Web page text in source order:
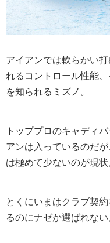
アイアンでは軟らかい
れるコントロール性能
を知られるミズノ。
トッププロのキャディ
アンは入っているのだ
は極めて少ないのが現状
とくにいまはクラブ契
るのにナゼか選ばれない